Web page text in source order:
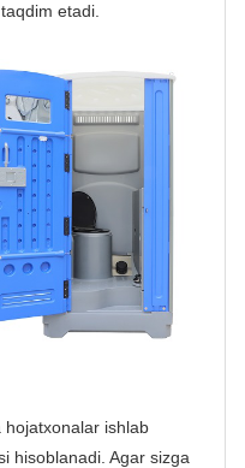
etadi.
hojatxonalar ishlab
hisoblanadi. Agar sizga